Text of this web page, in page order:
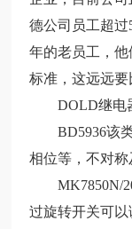
德公司员工超
年的老员工，
标准，这远远要
DOLD继电
BD5936该类
相位等，不对称
MK7850N/
过旋转开关可以